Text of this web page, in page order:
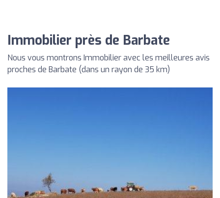
Immobilier près de Barbate
Nous vous montrons Immobilier avec les meilleures avis
proches de Barbate (dans un rayon de 35 km)